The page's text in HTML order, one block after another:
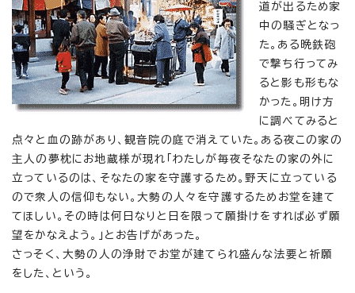
道が出るため家
中の騒ぎとなっ
た。ある晩鉄砲
で撃ち行ってみ
ると影も形もな
かった。明け方
に調べてみると
点々と血の跡があり、観音院の庭で消えていた。ある夜この家の
主人の夢枕にお地蔵様が現れ「わたしが毎夜そなたの家の外に
立っているのは、そなたの家を守護するため。野天に立っている
ので衆人の信仰もない。大勢の人々を守護するためお堂を建て
てほしい。その時は何日なりと日を限って願掛けをすれば必ず願
望をかなえよう。」とお告げがあった。
さっそく、大勢の人の浄財でお堂が建てられ盛んな法要と祈願
をした、という。